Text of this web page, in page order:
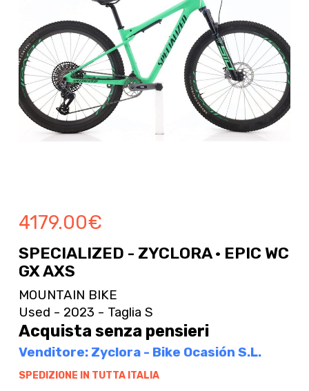
4179.00€
SPECIALIZED - ZYCLORA · EPIC WC
GX AXS
MOUNTAIN BIKE
Used - 2023 - Taglia S
Acquista senza pensieri
Venditore: Zyclora - Bike Ocasión S.L.
SPEDIZIONE IN TUTTA ITALIA